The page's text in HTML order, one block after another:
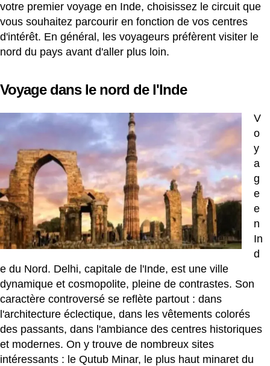
votre premier voyage en Inde, choisissez le circuit que
vous souhaitez parcourir en fonction de vos centres
d'intérêt. En général, les voyageurs préfèrent visiter le
nord du pays avant d'aller plus loin.
Voyage dans le nord de l'Inde
V
o
y
a
g
e
e
n
In
d
e du Nord. Delhi, capitale de l'Inde, est une ville
dynamique et cosmopolite, pleine de contrastes. Son
caractère controversé se reflète partout : dans
l'architecture éclectique, dans les vêtements colorés
des passants, dans l'ambiance des centres historiques
et modernes. On y trouve de nombreux sites
intéressants : le Qutub Minar, le plus haut minaret du